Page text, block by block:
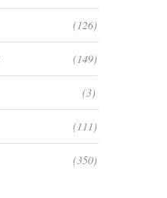
(126)
(149)
(3)
(111)
(350)